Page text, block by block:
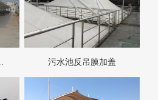
污水池反吊膜加盖